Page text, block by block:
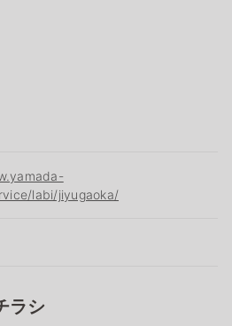
labi/jiyugaoka/
ラシ